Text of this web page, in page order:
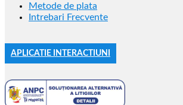
Metode de plata
Intrebari Frecvente
APLICATIE INTERACTIUNI